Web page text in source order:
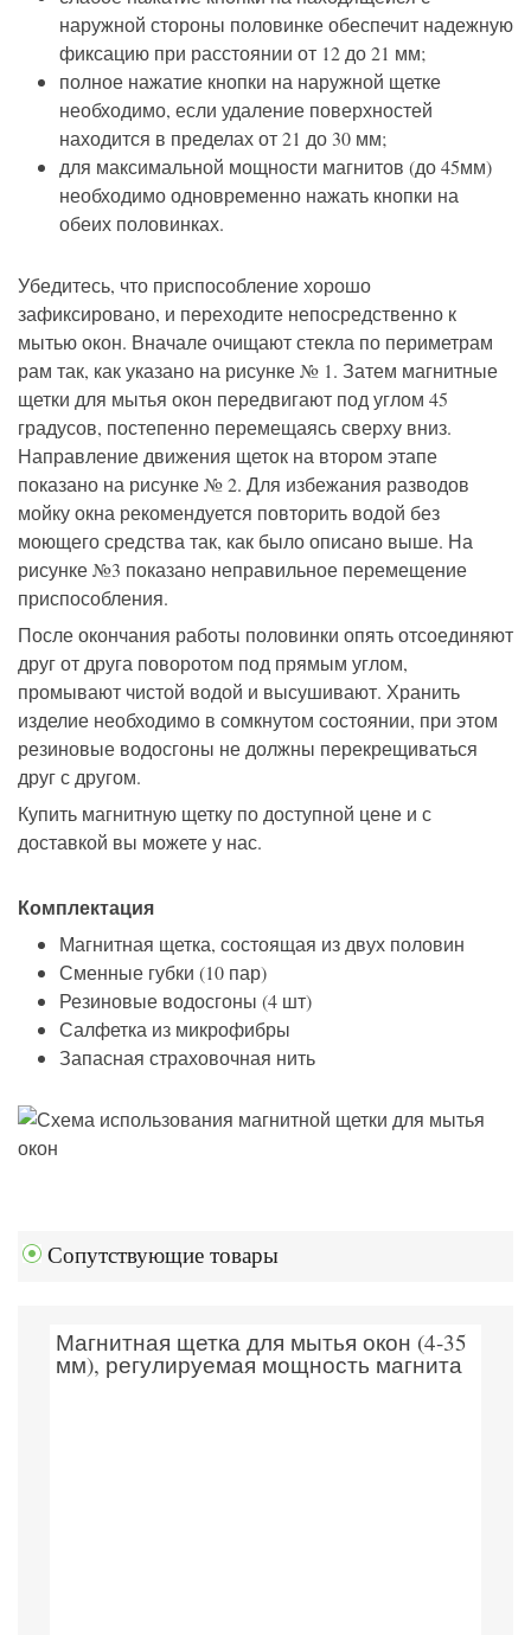
наружной стороны половинке обеспечит надежную
фиксацию при расстоянии от 12 до 21 мм;
полное нажатие кнопки на наружной щетке
необходимо, если удаление поверхностей
находится в пределах от 21 до 30 мм;
для максимальной мощности магнитов (до 45мм)
необходимо одновременно нажать кнопки на
обеих половинках.
Убедитесь, что приспособление хорошо
зафиксировано, и переходите непосредственно к
мытью окон. Вначале очищают стекла по периметрам
рам так, как указано на рисунке № 1. Затем магнитные
щетки для мытья окон передвигают под углом 45
градусов, постепенно перемещаясь сверху вниз.
Направление движения щеток на втором этапе
показано на рисунке № 2. Для избежания разводов
мойку окна рекомендуется повторить водой без
моющего средства так, как было описано выше. На
рисунке №3 показано неправильное перемещение
приспособления.
После окончания работы половинки опять отсоединяют
друг от друга поворотом под прямым углом,
промывают чистой водой и высушивают. Хранить
изделие необходимо в сомкнутом состоянии, при этом
резиновые водосгоны не должны перекрещиваться
друг с другом.
Купить магнитную щетку по доступной цене и с
доставкой вы можете у нас.
Комплектация
Магнитная щетка, состоящая из двух половин
Сменные губки (10 пар)
Резиновые водосгоны (4 шт)
Салфетка из микрофибры
Запасная страховочная нить
Сопутствующие товары
Магнитная щетка для мытья окон (4-35
мм), регулируемая мощность магнита